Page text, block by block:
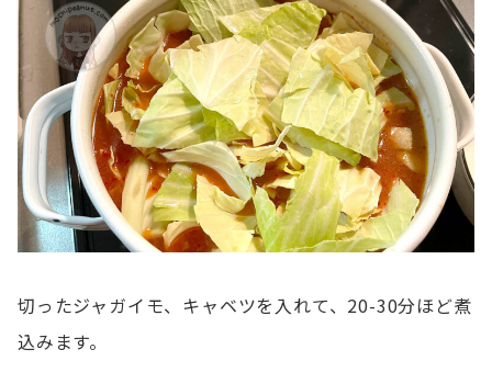
切ったジャガイモ、キャベツを入れて、20-30分ほど煮
込みます。